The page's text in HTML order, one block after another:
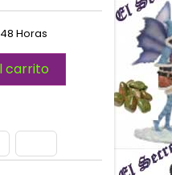
Horas
carrito